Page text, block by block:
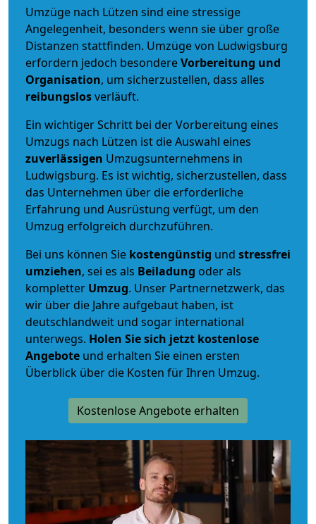
Umzüge nach Lützen sind eine stressige
Angelegenheit, besonders wenn sie über große
Distanzen stattfinden. Umzüge von Ludwigsburg
erfordern jedoch besondereVorbereitung und
Organisation, um sicherzustellen, dass alles
reibungslosverläuft.
Ein wichtiger Schritt bei der Vorbereitung eines
Umzugs nach Lützen ist die Auswahl eines
zuverlässigen Umzugsunternehmens in
Ludwigsburg. Es ist wichtig, sicherzustellen, dass
das Unternehmen über die erforderliche
Erfahrung und Ausrüstung verfügt, um den
Umzug erfolgreich durchzuführen.
Bei uns können Sie kostengünstig und stressfrei
umziehen, sei es als Beiladung oder als
kompletter Umzug. Unser Partnernetzwerk, das
wir über die Jahre aufgebaut haben, ist
deutschlandweit und sogar international
unterwegs. Holen Sie sich jetzt kostenlose
Angebote und erhalten Sie einen ersten
Überblick über die Kosten für Ihren Umzug.
Kostenlose Angebote erhalten